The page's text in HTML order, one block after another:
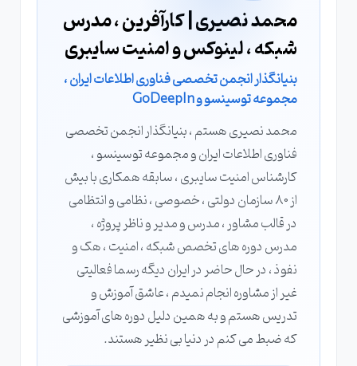
محمد نصیری | کارآفرین ، مدرس
شبکه ، لینوکس و امنیت سایبری
بنیانگذار انجمن تخصصی فناوری اطلاعات ایران ،
مجموعه توسینسو و GoDeepIn
محمد نصیری هستم ، بنیانگذار انجمن تخصصی
فناوری اطلاعات ایران و مجموعه توسینسو ،
کارشناس امنیت سایبری ، سابقه همکاری با بیش
از 80 سازمان دولتی ، خصوصی ، نظامی و انتظامی
در قالب مشاور ، مدرس و مدیر و ناظر پروژه ،
مدرس دوره های تخصص شبکه ، امنیت ، هک و
نفوذ ، در حال حاضر در ایران دیگه رسما فعالیتی
غیر از مشاوره انجام نمیدم ، عاشق آموزش و
تدریس هستم و به همین دلیل دوره های آموزشی
که ضبط می کنم در دنیا بی نظیر هستند.